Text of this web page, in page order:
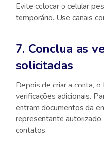
Evite colocar o celular
temporário. Use canais
7. Conclua as
solicitadas
Depois de criar a conta,
verificações adicionais.
entram documentos da
representante
contatos.